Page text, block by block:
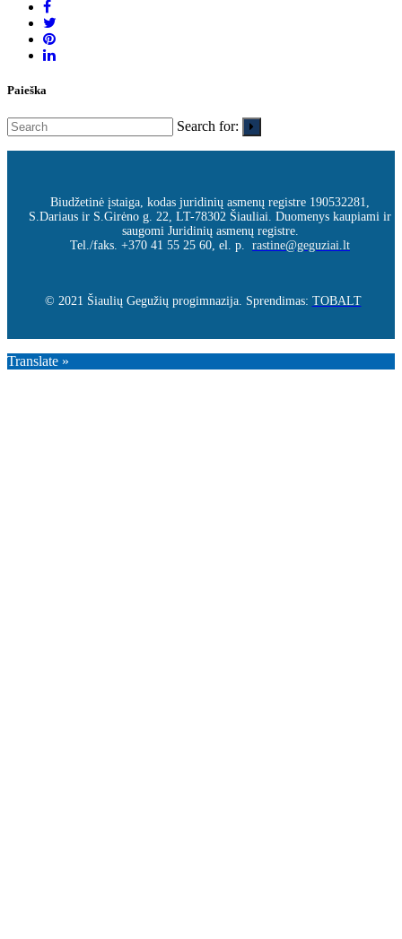
Paieška
Search for:
Biudžetinė įstaiga, kodas juridinių asmenų registre 190532281,
S.Dariaus ir S.Girėno g. 22, LT-78302 Šiauliai. Duomenys kaupiami ir
saugomi Juridinių asmenų registre.
Tel./faks. +370 41 55 25 60, el. p. rastine@geguziai.lt
© 2021 Šiaulių Gegužių progimnazija. Sprendimas: TOBALT
Translate »